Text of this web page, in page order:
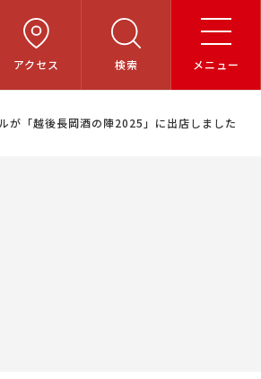
アクセス 検索 メニュー
が「越後長岡酒の陣2025」に出店しました